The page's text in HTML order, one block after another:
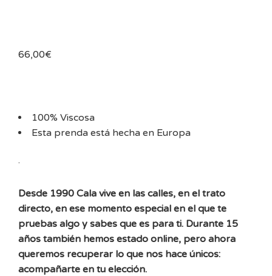
66,00€
100% Viscosa
Esta prenda está hecha en Europa
.
Desde 1990 Cala vive en las calles, en el trato
directo, en ese momento especial en el que te
pruebas algo y sabes que es para ti. Durante 15
años también hemos estado online, pero ahora
queremos recuperar lo que nos hace únicos:
acompañarte en tu elección.